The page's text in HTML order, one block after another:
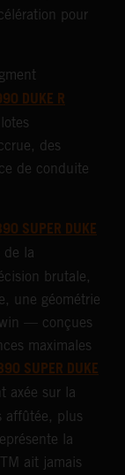
pour
DUKE R
des
de conduite
SUPER DUKE
de la
brutale,
une géométrie
— conçues
maximales
SUPER DUKE
axée sur la
affûtée, plus
la
ait jamais